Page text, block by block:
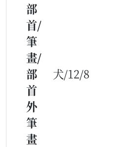
部
首/
筆
畫/
部
首
外
筆
畫
犬/12/8